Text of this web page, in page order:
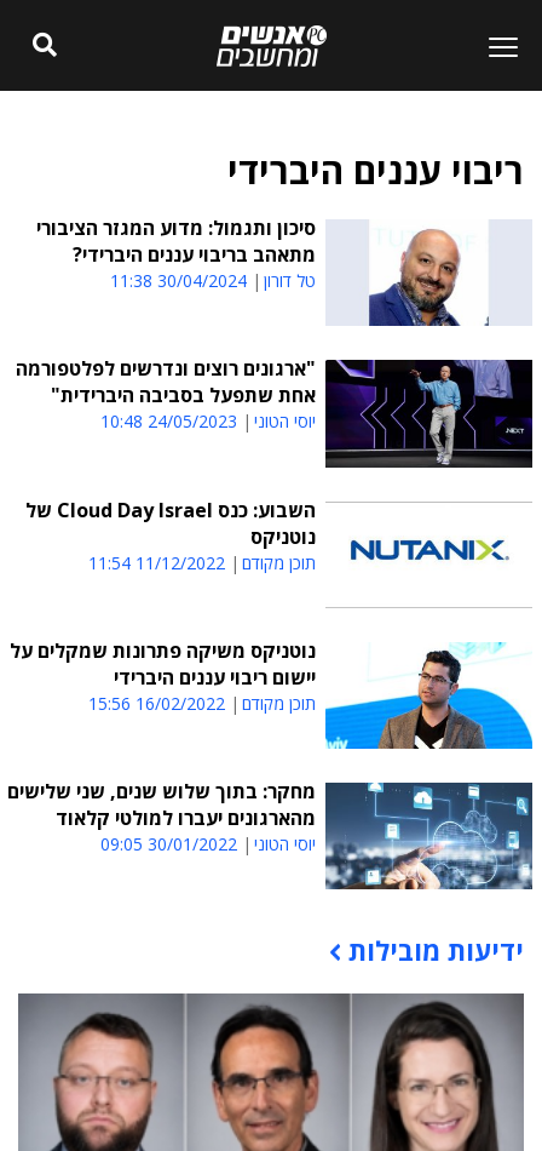
ריבוי עננים היברידי
סיכון ותגמול: מדוע המגזר הציבורי
מתאהב בריבוי עננים היברידי?
טל דורון 30/04/2024 11:38
"ארגונים רוצים ונדרשים לפלטפורמה
אחת שתפעל בסביבה היברידית"
יוסי הטוני 24/05/2023 10:48
השבוע: כנס Cloud Day Israel של
נוטניקס
תוכן מקודם 11/12/2022 11:54
נוטניקס משיקה פתרונות שמקלים על
יישום ריבוי עננים היברידי
תוכן מקודם 16/02/2022 15:56
מחקר: בתוך שלוש שנים, שני שלישים
מהארגונים יעברו למולטי קלאוד
יוסי הטוני 30/01/2022 09:05
תוכן פרסומי
ידיעות מובילות